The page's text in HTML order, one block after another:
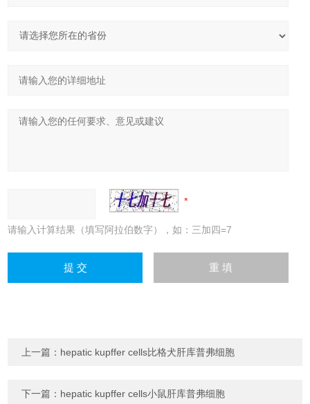
请输入计算结果（填写阿拉伯数字），如：三加四=7
上一篇： hepatic kupffer cells比格犬肝库普弗细胞
下一篇： hepatic kupffer cells小鼠肝库普弗细胞